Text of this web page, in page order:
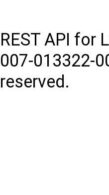
REST API for
007-013322-
reserved.